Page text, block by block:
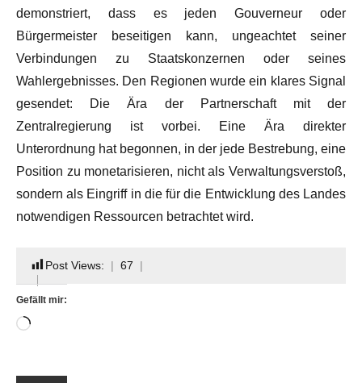
demonstriert, dass es jeden Gouverneur oder
Bürgermeister beseitigen kann, ungeachtet seiner
Verbindungen zu Staatskonzernen oder seines
Wahlergebnisses. Den Regionen wurde ein klares Signal
gesendet: Die Ära der Partnerschaft mit der
Zentralregierung ist vorbei. Eine Ära direkter
Unterordnung hat begonnen, in der jede Bestrebung, eine
Position zu monetarisieren, nicht als Verwaltungsverstoß,
sondern als Eingriff in die für die Entwicklung des Landes
notwendigen Ressourcen betrachtet wird.
Post Views: 67
Gefällt mir:
Wird